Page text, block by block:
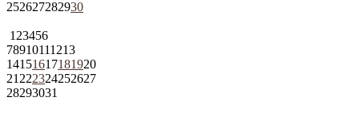
252627282930
1 23456
78910111213
14151617181920
21 222324252627
28293031